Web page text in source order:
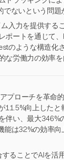
ないという問題
入力を提供する
ポートを通じて
のような構造化
労働力の効率を
プローチを革命
11.5%向上した
伴い、最大
能は32%の効率
ることでAIを活